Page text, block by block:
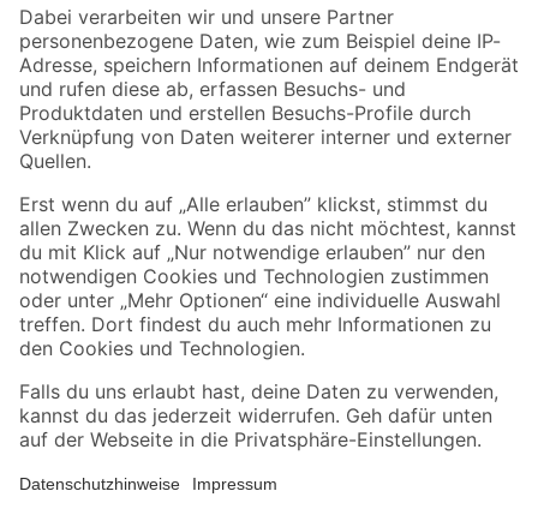
Zahlungsarten Versandarten
Sicher einkaufen
Jetzt die toom-App herunterladen
Alle Preisangaben in EUR inkl. gesetzl. MwSt.. Die dargestellten Angebote sind unter
Umständen nicht in allen Märkten verfügbar. Die angegebenen Verfügbarkeiten beziehen
Produkte nur solange der Vorrat reicht.
*Paketversand ab 59 € versandkostenfrei, gilt nicht für Artikel mit Speditionsversand, hier